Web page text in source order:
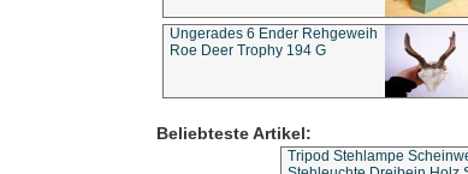
Ungerades 6 Ender Rehgeweih
Roe Deer Trophy 194 G
Beliebteste Artikel:
Tripod Stehlampe